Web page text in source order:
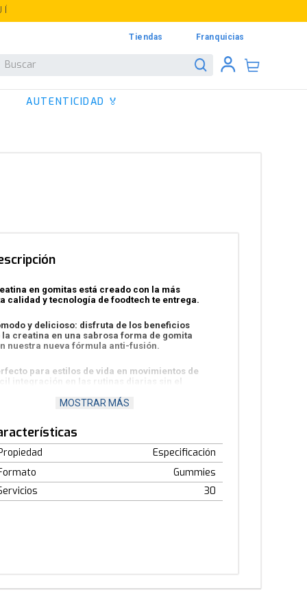
Tiendas Franquicias
Buscar
AUTENTICIDAD 🏅
en gomitas está creado con la más
calidad y tecnología de foodtech te entrega.​
y delicioso: disfruta de los beneficios
la creatina en una sabrosa forma de gomita
nuestra nueva fórmula anti-fusión.
para estilos de vida en movimientos de
integración en las rutinas diarias sin el
realizo un estudio de análisis a nuestras gomitas
creatina obteniendo resultados favorables los
puedes ver en el siguiente
https://shorturl.at/O488l
MOSTRAR MÁS
Especificación
Gummies
30